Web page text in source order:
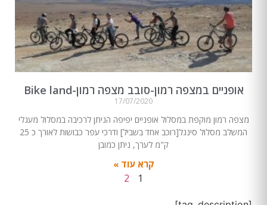
אופניים במצפה רמון-סובב מצפה רמון-Bike land
17/07/2020
מצפה רמון מוקפת במסלול אופניים יפיפה הניתן לרכיבה במסלול מעגלי
המשלב מסלול סינגל[רוכב אחד בשביל] ודרכי עפר כבושות לאורך כ 25
ק"מ לערך, ניתן כמובן
קרא עוד »
1
2